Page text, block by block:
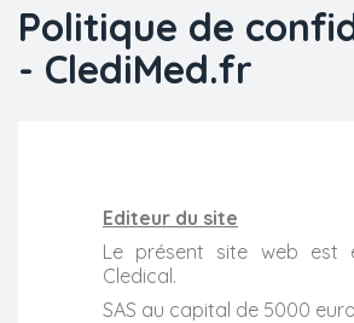
Politique de
- ClediMed.fr
Editeur du site
Le présent site web est
Cledical.
SAS au capital de 5000